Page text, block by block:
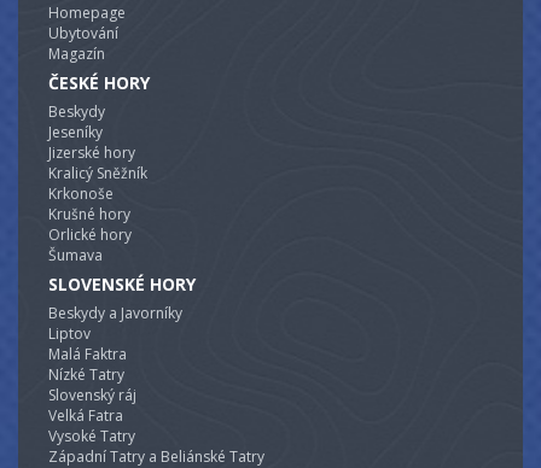
Homepage
Ubytování
Magazín
ČESKÉ HORY
Beskydy
Jeseníky
Jizerské hory
Kralicý Sněžník
Krkonoše
Krušné hory
Orlické hory
Šumava
SLOVENSKÉ HORY
Beskydy a Javorníky
Liptov
Malá Faktra
Nízké Tatry
Slovenský ráj
Velká Fatra
Vysoké Tatry
Západní Tatry a Beliánské Tatry